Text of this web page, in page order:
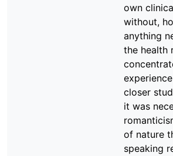
own
without,
anything
the health
closer
it was
of nature
speaking